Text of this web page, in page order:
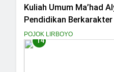
Kuliah Umum Ma’had
Pendidikan Berkarakter
POJOK LIRBOYO
14